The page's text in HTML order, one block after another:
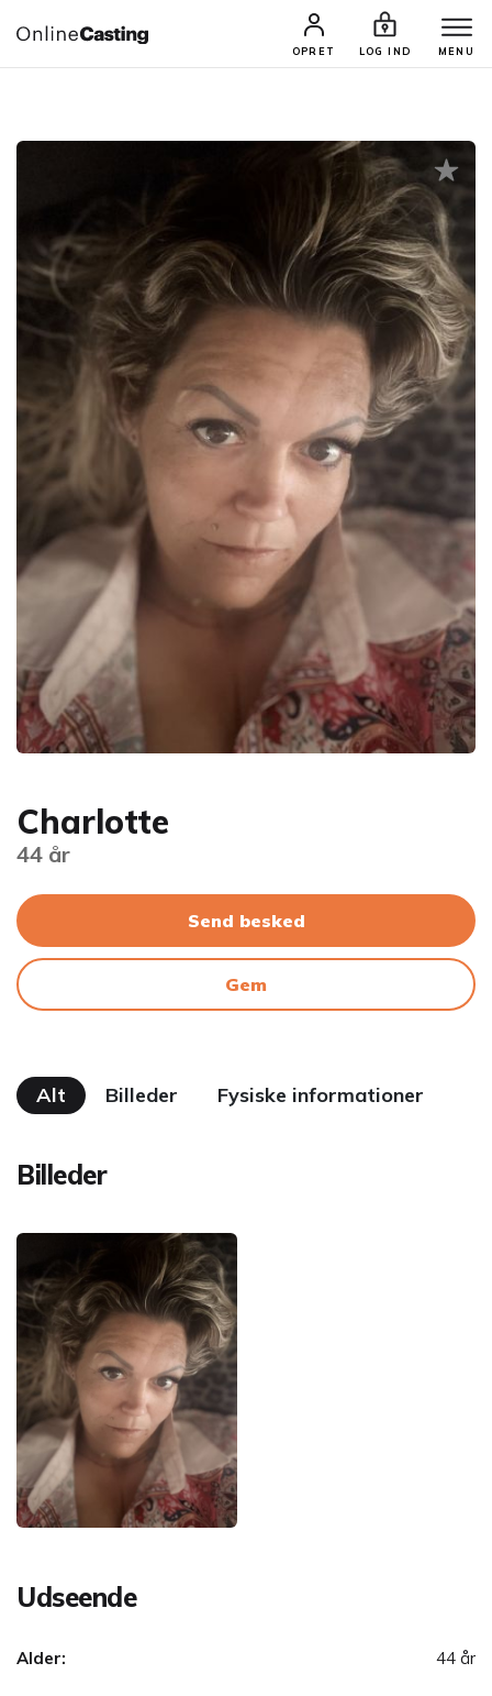
OPRET LOG IND MENU
CASTINGS & JOBS SØG PROFIL
Charlotte
44 år
Send besked
Gem
Alt Billeder Fysiske informationer
Billeder
Udseende
Alder: 44 år